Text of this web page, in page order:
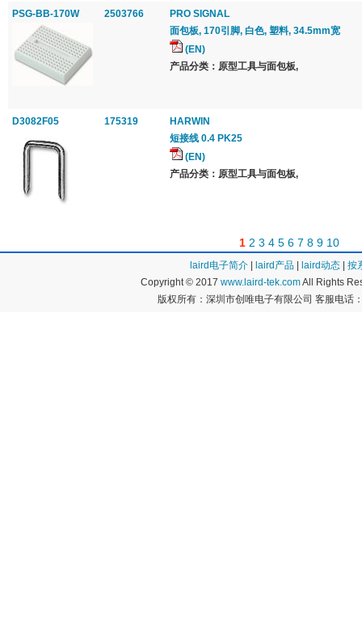
PSG-BB-170W 2503766
PRO SIGNAL
面包板, 170引脚, 白色, 塑料, 34.5mm宽
(EN)
产品分类：原型工具与面包板,
D3082F05 175319
HARWIN
短接线 0.4 PK25
(EN)
产品分类：原型工具与面包板,
1 2 3 4 5 6 7 8 9 10
laird电子简介 laird产品 laird动态
按
Copyright © 2017 www.laird-tek.comAll Rights
版权所有：深圳市创唯电子有限公司 客服电话